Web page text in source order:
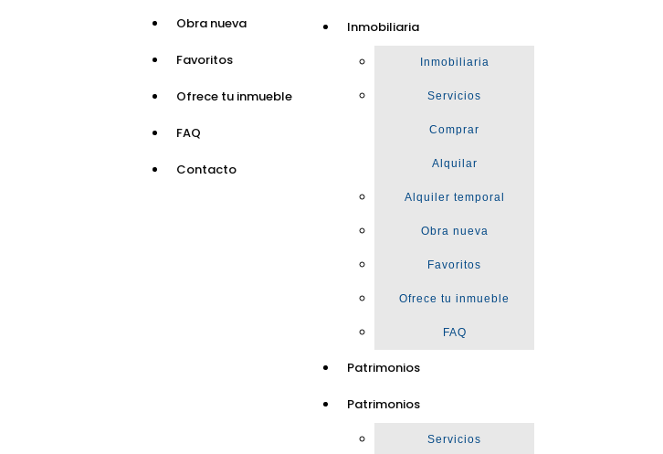
Inmobiliaria
Inmobiliaria
Servicios
Comprar
Alquilar
Alquiler temporal
Obra nueva
Favoritos
Ofrece tu inmueble
FAQ
Patrimonios
Patrimonios
Servicios
Obra nueva
Favoritos
Ofrece tu inmueble
FAQ
Contacto